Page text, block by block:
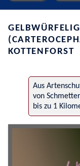
KOTTENFORST
Aus
von
bis zu 1